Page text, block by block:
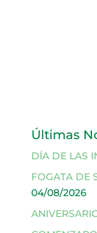
Últimas
DÍA DE LAS
FOGATA DE
04/08/2026